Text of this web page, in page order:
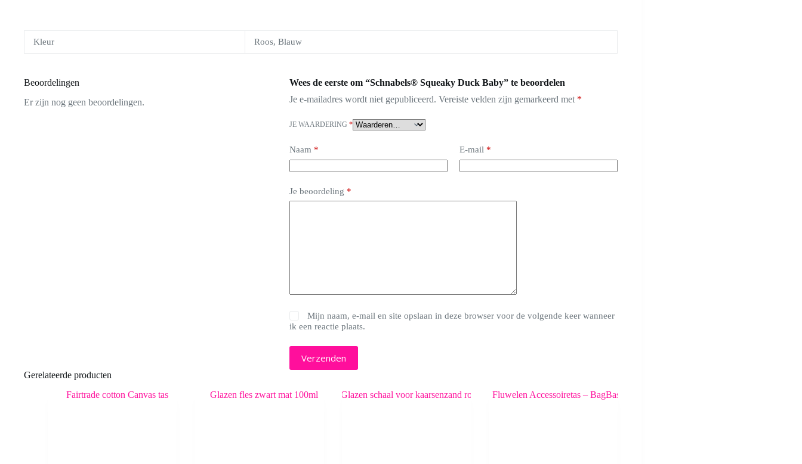
Kleur Roos, Blauw
Beoordelingen
Er zijn nog geen beoordelingen.
Wees de eerste om “Schnabels® Squeaky Duck Baby” te beoordelen
Je e-mailadres wordt niet gepubliceerd. Vereiste velden zijn gemarkeerd met *
JE WAARDERING*
Naam * E-mail *
Je beoordeling *
Mijn naam, e-mail en site opslaan in deze browser voor de volgende keer wanneer
ik een reactie plaats.
Verzenden
Gerelateerde producten